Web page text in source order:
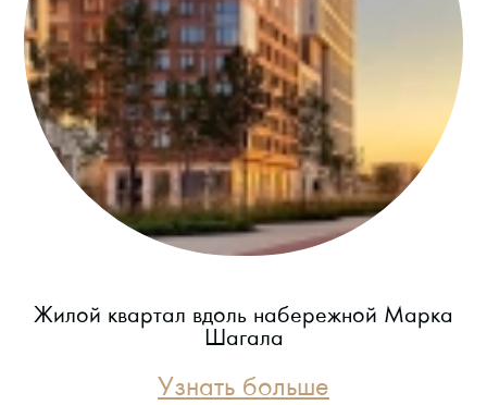
Жилой квартал вдоль набережной Марка
Шагала
Узнать больше